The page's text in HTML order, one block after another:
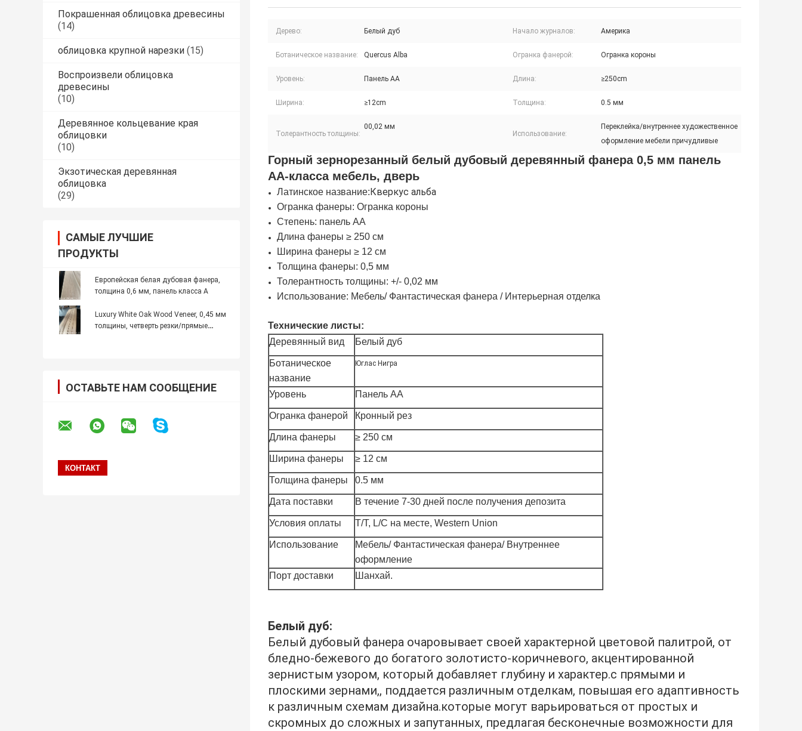
Покрашенная облицовка древесины
(14)
облицовка крупной нарезки (15)
Воспроизвели облицовка
древесины
(10)
Деревянное кольцевание края
облицовки
(10)
Экзотическая деревянная
облицовка
(29)
САМЫЕ ЛУЧШИЕ
ПРОДУКТЫ
Европейская белая дубовая фанера,
толщина 0,6 мм, панель класса А
Luxury White Oak Wood Veneer, 0,45 мм
толщины, четверть резки/прямые
ОСТАВЬТЕ НАМ СООБЩЕНИЕ
Дерево: Белый дуб Начало журналов: Америка
Ботаническое название: Quercus Alba Огранка фанерой: Огранка короны
Уровень: Панель АА Длина: ≥250cm
Ширина: ≥12cm Толщина: 0.5 мм
Толерантность толщины:
00,02 мм
Использование:
Переклейка/внутреннее художественное
оформление мебели причудливые
Горный зернорезанный белый дубовый деревянный фанера 0,5 мм панель
AA-класса мебель, дверь
Латинское название: Кверкус альба
Огранка фанеры: Огранка короны
Степень: панель АА
Длина фанеры ≥ 250 см
Ширина фанеры ≥ 12 см
Толщина фанеры: 0,5 мм
Толерантность толщины: +/- 0,02 мм
Использование: Мебель/ Фантастическая фанера / Интерьерная отделка
Технические листы:
Деревянный вид
Белый дуб
Ботаническое
название
Юглас Нигра
Уровень Панель АА
Огранка фанерой Кронный рез
Длина фанеры ≥ 250 см
Ширина фанеры ≥ 12 см
Толщина фанеры 0.5 мм
Дата поставки В течение 7-30 дней после получения депозита
Условия оплаты T/T, L/C на месте, Western Union
Использование
Мебель/ Фантастическая фанера/ Внутреннее
оформление
Порт доставки
Шанхай.
Белый дуб:
Белый дубовый фанера очаровывает своей характерной цветовой палитрой, от
бледно-бежевого до богатого золотисто-коричневого, акцентированной
зернистым узором, который добавляет глубину и характер.с прямыми и
плоскими зернами,, поддается различным отделкам, повышая его адаптивность
к различным схемам дизайна.которые могут варьироваться от простых и
скромных до сложных и запутанных, предлагая бесконечные возможности для